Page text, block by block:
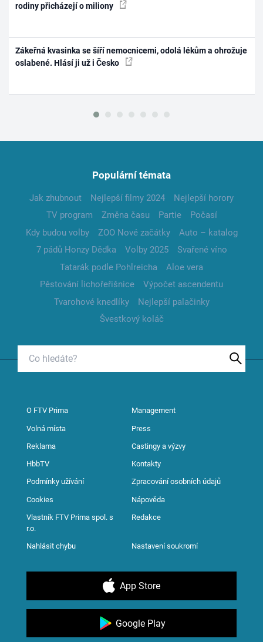
rodiny přicházejí o miliony
Zákeřná kvasinka se šíří nemocnicemi, odolá lékům a ohrožuje
oslabené. Hlásí ji už i Česko
Populární témata
Jak zhubnout Nejlepší filmy 2024
Nejlepší horory
TV program
Změna času Partie
Počasí
Kdy budou volby
ZOO Nové začátky
Auto – katalog
7 pádů Honzy Dědka
Volby 2025
Svařené víno
Tatarák podle Pohlreicha
Aloe vera
Pěstování lichořeřišnice
Výpočet ascendentu
Tvarohové knedlíky
Nejlepší palačinky
Švestkový koláč
O FTV Prima Management
Volná místa Press
Reklama Castingy a výzvy
HbbTV Kontakty
Podmínky užívání Zpracování osobních údajů
Cookies Nápověda
Vlastník FTV Prima spol. s
r.o.
Redakce
Nahlásit chybu Nastavení soukromí
App Store
Google Play